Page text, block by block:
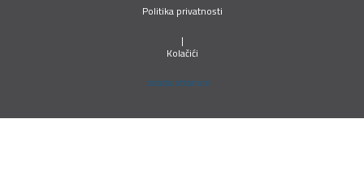
Politika privatnosti
|
Kolačići
izrada stranice